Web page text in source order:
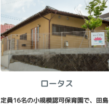
ロータス
定員16名の小規模認可保育園で、田島